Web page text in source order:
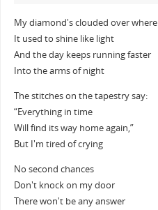
My diamond's clouded over where
It used to shine like light
And the day keeps running faster
Into the arms of night
The stitches on the tapestry say:
“Everything in time
Will find its way home again,”
But I'm tired of crying
No second chances
Don't knock on my door
There won't be any answer